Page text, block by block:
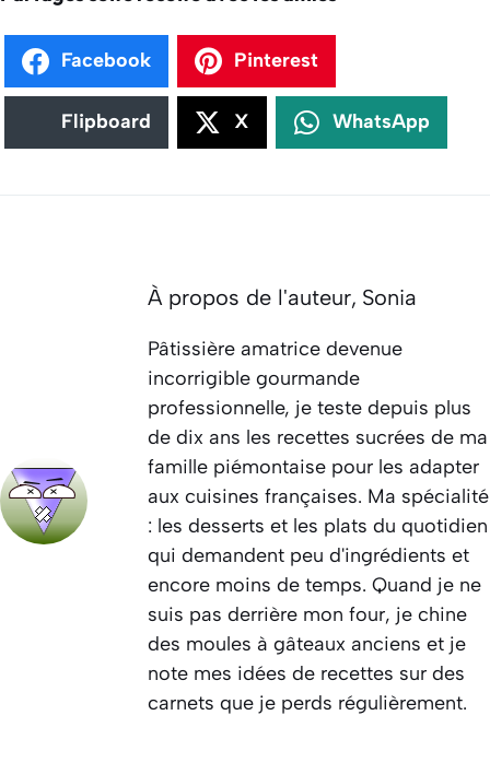
Facebook Pinterest
Flipboard X WhatsApp
À propos de l'auteur, Sonia
Pâtissière amatrice devenue
incorrigible gourmande
professionnelle, je teste depuis plus
de dix ans les recettes sucrées de ma
famille piémontaise pour les adapter
aux cuisines françaises. Ma spécialité
: les desserts et les plats du quotidien
qui demandent peu d'ingrédients et
encore moins de temps. Quand je ne
suis pas derrière mon four, je chine
des moules à gâteaux anciens et je
note mes idées de recettes sur des
carnets que je perds régulièrement.